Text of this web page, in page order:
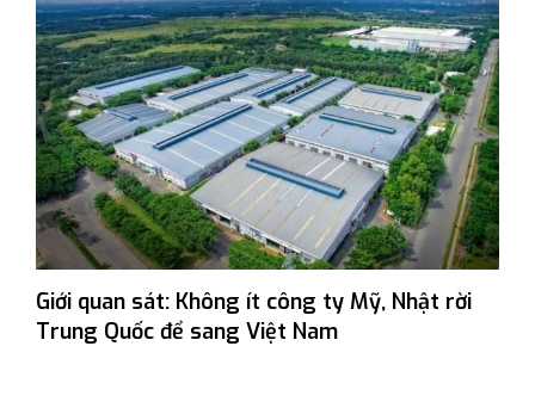
Giới quan sát: Không ít công ty Mỹ, Nhật rời
Trung Quốc để sang Việt Nam